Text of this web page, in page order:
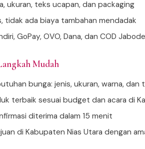
ukuran, teks ucapan, dan packaging
tidak ada biaya tambahan mendadak
GoPay, OVO, Dana, dan COD
Mudah
bunga: jenis, ukuran, warna, dan
terbaik sesuai budget dan acara di
diterima dalam 15 menit
di Kabupaten Nias Utara dengan